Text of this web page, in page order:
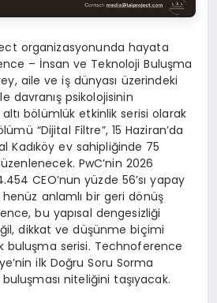
organizasyonunda hayata
– İnsan ve Teknoloji Buluşma
aile ve iş dünyası üzerindeki
davranış psikolojisinin
bölümlük etkinlik serisi olarak
“Dijital Filtre”, 15 Haziran’da
Kadıköy ev sahipliğinde 75
PwC’nin 2026
CEO’nun yüzde 56’sı yapay
henüz anlamlı bir geri dönüş
bu yapısal dengesizliği
dikkat ve düşünme biçimi
buluşma serisi. Technoference
ilk Doğru Soru Sorma
niteliğini taşıyacak.